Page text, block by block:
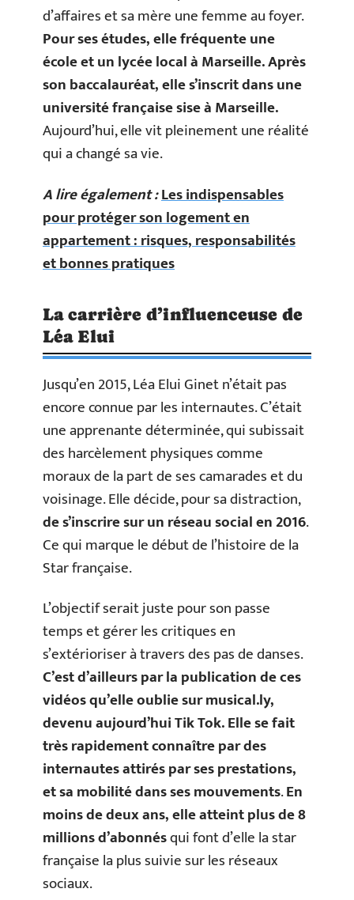
d’affaires et sa mère une femme au foyer.
Pour ses études, elle fréquente une
école et un lycée local à Marseille. Après
son baccalauréat, elle s’inscrit dans une
université française sise à Marseille.
Aujourd’hui, elle vit pleinement une réalité
qui a changé sa vie.
A lire également :Les indispensables
pour protéger son logement en
appartement : risques, responsabilités
et bonnes pratiques
La carrière d’influenceuse de
Léa Elui
Jusqu’en 2015, Léa Elui Ginet n’était pas
encore connue par les internautes. C’était
une apprenante déterminée, qui subissait
des harcèlement physiques comme
moraux de la part de ses camarades et du
voisinage. Elle décide, pour sa distraction,
de s’inscrire sur un réseau social en 2016.
Ce qui marque le début de l’histoire de la
Star française.
L’objectif serait juste pour son passe
temps et gérer les critiques en
s’extérioriser à travers des pas de danses.
C’est d’ailleurs par la publication de ces
vidéos qu’elle oublie sur musical.ly,
devenu aujourd’hui Tik Tok. Elle se fait
très rapidement connaître par des
internautes attirés par ses prestations,
et sa mobilité dans ses mouvements.En
moins de deux ans, elle atteint plus de 8
millions d’abonnésqui font d’elle la star
française la plus suivie sur les réseaux
sociaux.